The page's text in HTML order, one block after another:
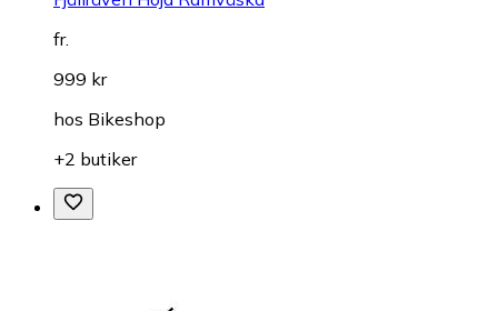
fr.
999 kr
hos Bikeshop
+2 butiker